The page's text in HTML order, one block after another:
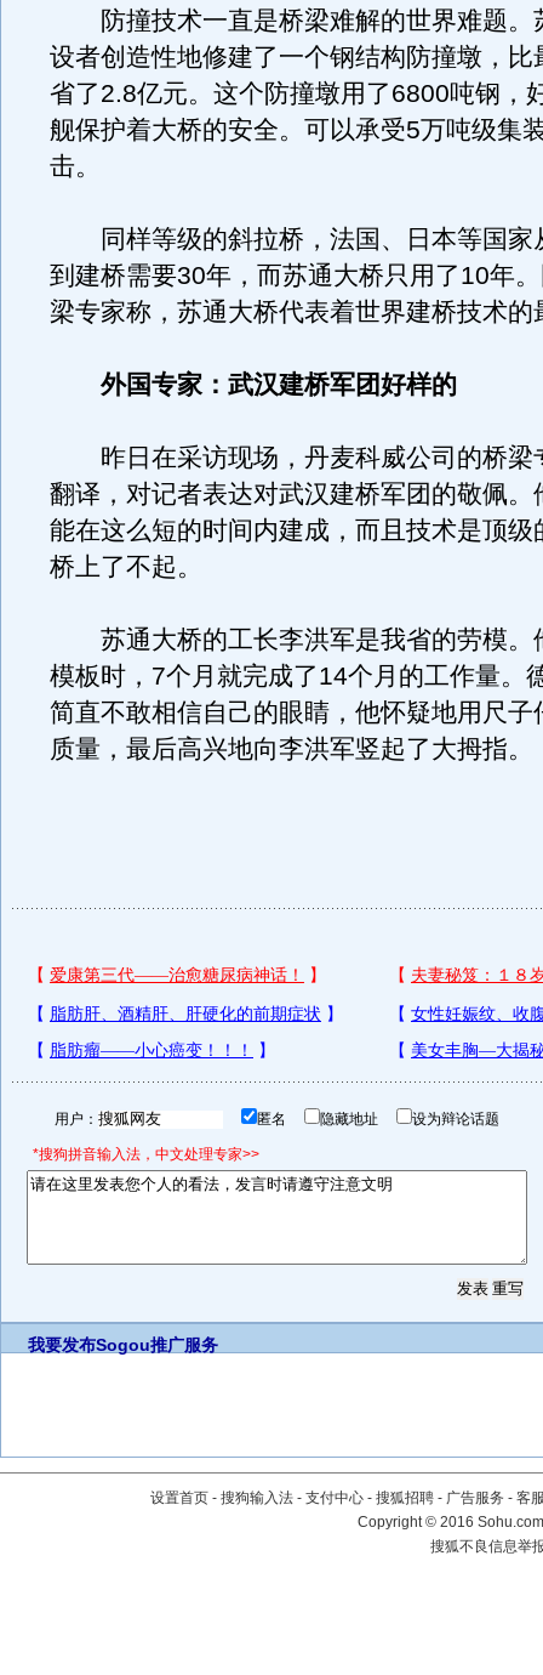
防撞技术一直是桥梁难解的世界难题。
设者创造性地修建了一个钢结构防撞墩，比
省了2.8亿元。这个防撞墩用了6800吨钢，
舰保护着大桥的安全。可以承受5万吨级集
击。
同样等级的斜拉桥，法国、日本等国家
到建桥需要30年，而苏通大桥只用了10年
梁专家称，苏通大桥代表着世界建桥技术的
外国专家：武汉建桥军团好样的
昨日在采访现场，丹麦科威公司的桥梁
翻译，对记者表达对武汉建桥军团的敬佩。
能在这么短的时间内建成，而且技术是顶级
桥上了不起。
苏通大桥的工长李洪军是我省的劳模。
模板时，7个月就完成了14个月的工作量。
简直不敢相信自己的眼睛，他怀疑地用尺子
质量，最后高兴地向李洪军竖起了大拇指。
用户： 匿名 隐藏地址 设为辩论话题
*搜狗拼音输入法，中文处理专家>>
我要发布Sogou推广服务
设置首页 - 搜狗输入法 - 支付中心 - 搜狐招聘 - 广告服务 - 客
Copyright©2016
搜狐不良信息举